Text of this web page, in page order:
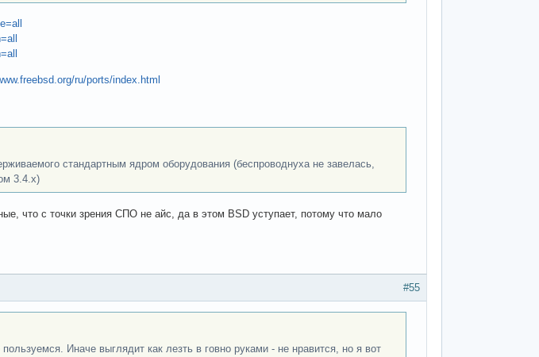
ru/ports/index.html
стандартным ядром оборудования (беспроводнуха не завелась,
3.4.x)
что с точки зрения СПО не айс, да в этом BSD уступает, потому что мало
#55
Иначе выглядит как лезть в говно руками - не нравится, но я вот